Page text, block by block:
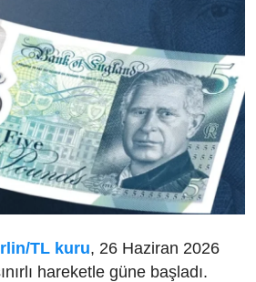
TL kuru, 26 Haziran 2026
hareketle güne başladı.